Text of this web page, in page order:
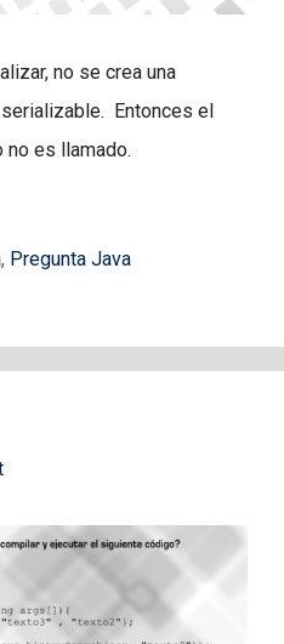
no se crea una
Entonces el
no es llamado.
, Pregunta Java